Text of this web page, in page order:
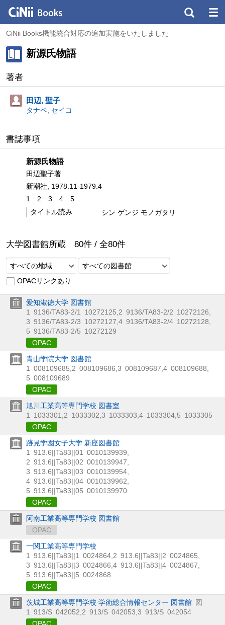
CiNii Books機能統合対応の追加実施をいたしました
新源氏物語
著者
田辺, 聖子
タナベ, セイコ
書誌事項
新源氏物語
田辺聖子著
新潮社, 1978.11-1979.4
1
2 3 4
5
タイトル読み
シン ゲンジ モノガタリ
大学図書館所蔵 80件 / 全80件
すべての地域
すべての図書館
OPACリンクあり
愛知淑徳大学 図書館
1
9136/TA83-2/1 10272125 2 9136/TA83-2/2 10272126
3 9136/TA83-2/3 10272127 4 9136/TA83-2/4 10272128
5 9136/TA83-2/5 10272129
OPAC
青山学院大学 図書館
1
008109685 2 008109686 3 008109687 4 008109688
5 008109689
OPAC
旭川工業高等専門学校 図書室
1
1033301 2 1033302 3 1033303 4 1033304 5 1033305
OPAC
跡見学園女子大学 新座図書館
1
913.6||Ta83||01 0010139939
2 913.6||Ta83||02 0010139947
3 913.6||Ta83||03 0010139954
4 913.6||Ta83||04 0010139962
5 913.6||Ta83||05 0010139970
OPAC
阿南工業高等専門学校 図書館
OPAC
一関工業高等専門学校
1
913.6||Ta83||1 0024864 2 913.6||Ta83||2 0024865
3 913.6||Ta83||3 0024866 4 913.6||Ta83||4 0024867
5 913.6||Ta83||5 0024868
OPAC
茨城工業高等専門学校 学術総合情報センター 図書館 図
1
913/S 042052 2 913/S 042053 3 913/S 042054
OPAC